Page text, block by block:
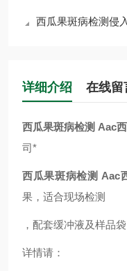
西瓜果斑病检测侵
详细介绍 在线留
西瓜果斑病检测 Aac
司*
西瓜果斑病检测 Aac
果，适合现场检测
，配套缓冲液及样品
详情请：